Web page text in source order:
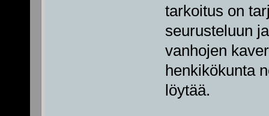
tarkoitus on
seurusteluun
vanhojen
henkikökunta
löytää.